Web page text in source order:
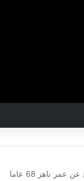
ناهز 68 عاما